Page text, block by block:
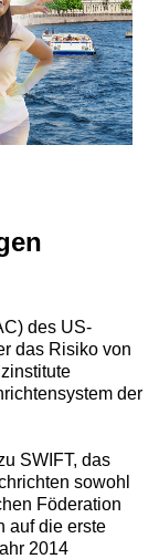
des US-
das Risiko von
der
SWIFT, das
sowohl
Föderation
auf die erste
2014